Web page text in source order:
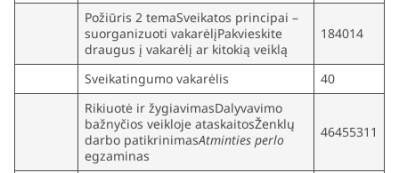
Požiūris 2 temaSveikatos principai –
suorganizuoti vakarėlįPakvieskite
draugus į vakarėlį ar kitokią veiklą
184014
Sveikatingumo vakarėlis
40
Rikiuotė ir žygiavimasDalyvavimo
bažnyčios veikloje ataskaitosŽenklų
darbo patikrinimasAtminties perlo
egzaminas
46455311